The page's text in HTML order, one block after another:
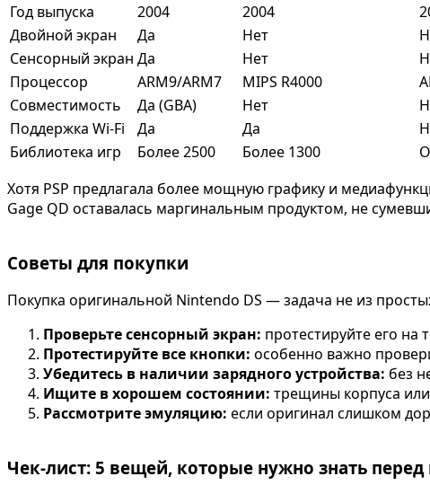
Год выпуска
2004 2004
Двойной экран
Да Нет
Сенсорный экран Да Нет
Процессор
ARM9/ARM7 MIPS R4000
Совместимость
Да (GBA) Нет
Поддержка Wi-Fi
Да Да
Библиотека игр
Более 2500 Более 1300
Хотя PSP предлагала более мощную графику и
Gage QD оставалась маргинальным продуктом, не
Советы для покупки
Покупка оригинальной Nintendo DS — задача не из
Проверьте сенсорный экран: протестируйте его на
Протестируйте все кнопки: особенно важно
Убедитесь в наличии зарядного устройства: без
Ищите в хорошем состоянии: трещины корпуса
Рассмотрите эмуляцию: если оригинал слишком
Чек-лист: 5 вещей, которые нужно знать перед